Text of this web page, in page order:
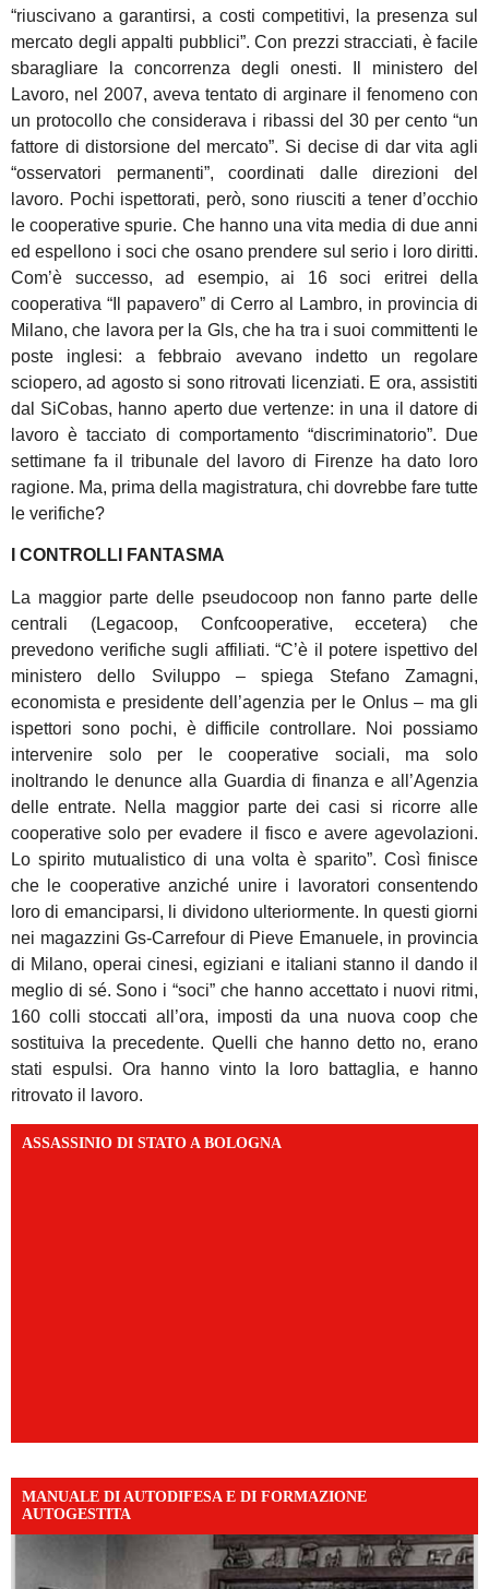
“riuscivano a garantirsi, a costi competitivi, la presenza sul
mercato degli appalti pubblici”. Con prezzi stracciati, è facile
sbaragliare la concorrenza degli onesti. Il ministero del
Lavoro, nel 2007, aveva tentato di arginare il fenomeno con
un protocollo che considerava i ribassi del 30 per cento “un
fattore di distorsione del mercato”. Si decise di dar vita agli
“osservatori permanenti”, coordinati dalle direzioni del
lavoro. Pochi ispettorati, però, sono riusciti a tener d’occhio
le cooperative spurie. Che hanno una vita media di due anni
ed espellono i soci che osano prendere sul serio i loro diritti.
Com’è successo, ad esempio, ai 16 soci eritrei della
cooperativa “Il papavero” di Cerro al Lambro, in provincia di
Milano, che lavora per la Gls, che ha tra i suoi committenti le
poste inglesi: a febbraio avevano indetto un regolare
sciopero, ad agosto si sono ritrovati licenziati. E ora, assistiti
dal SiCobas, hanno aperto due vertenze: in una il datore di
lavoro è tacciato di comportamento “discriminatorio”. Due
settimane fa il tribunale del lavoro di Firenze ha dato loro
ragione. Ma, prima della magistratura, chi dovrebbe fare tutte
le verifiche?
I CONTROLLI FANTASMA
La maggior parte delle pseudocoop non fanno parte delle
centrali (Legacoop, Confcooperative, eccetera) che
prevedono verifiche sugli affiliati. “C’è il potere ispettivo del
ministero dello Sviluppo – spiega Stefano Zamagni,
economista e presidente dell’agenzia per le Onlus – ma gli
ispettori sono pochi, è difficile controllare. Noi possiamo
intervenire solo per le cooperative sociali, ma solo
inoltrando le denunce alla Guardia di finanza e all’Agenzia
delle entrate. Nella maggior parte dei casi si ricorre alle
cooperative solo per evadere il fisco e avere agevolazioni.
Lo spirito mutualistico di una volta è sparito”. Così finisce
che le cooperative anziché unire i lavoratori consentendo
loro di emanciparsi, li dividono ulteriormente. In questi giorni
nei magazzini Gs-Carrefour di Pieve Emanuele, in provincia
di Milano, operai cinesi, egiziani e italiani stanno il dando il
meglio di sé. Sono i “soci” che hanno accettato i nuovi ritmi,
160 colli stoccati all’ora, imposti da una nuova coop che
sostituiva la precedente. Quelli che hanno detto no, erano
stati espulsi. Ora hanno vinto la loro battaglia, e hanno
ritrovato il lavoro.
ASSASSINIO DI STATO A BOLOGNA
MANUALE DI AUTODIFESA E DI FORMAZIONE
AUTOGESTITA